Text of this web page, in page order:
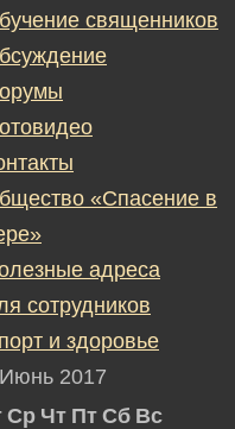
священников
«Спасение в
адреса
сотрудников
и здоровье
Июнь 2017
Ср Чт Пт Сб Вс